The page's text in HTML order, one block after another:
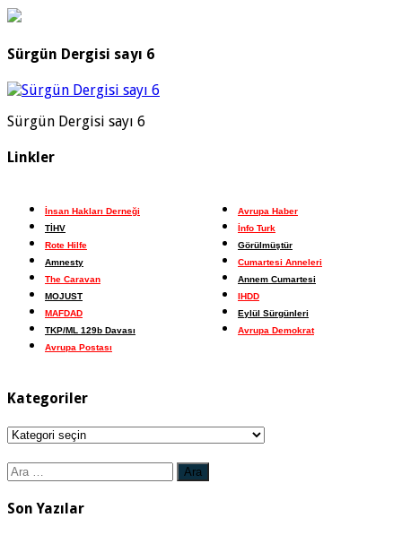
Sürgün Dergisi sayı 6
Sürgün Dergisi sayı 6
Linkler
İnsan Hakları Derneği
TİHV
Rote Hilfe
Amnesty
The Caravan
MOJUST
MAFDAD
TKP/ML 129b Davası
Avrupa Postası
Avrupa Haber
İnfo Turk
Görülmüştür
Cumartesi Anneleri
Annem Cumartesi
IHDD
Eylül Sürgünleri
Avrupa Demokrat
Kategoriler
Kategoriler
Arama:
Son Yazılar